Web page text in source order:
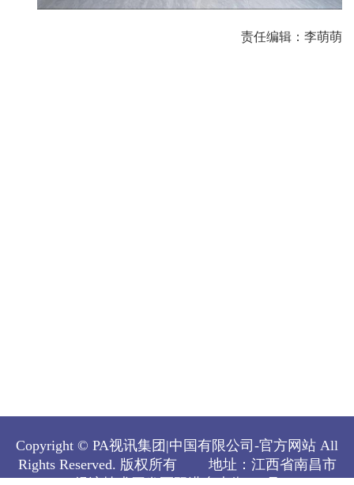
责任编辑：李萌萌
Copyright © PA视讯集团|中国有限公司-官方网站 All
Rights Reserved. 版权所有 地址：江西省南昌市